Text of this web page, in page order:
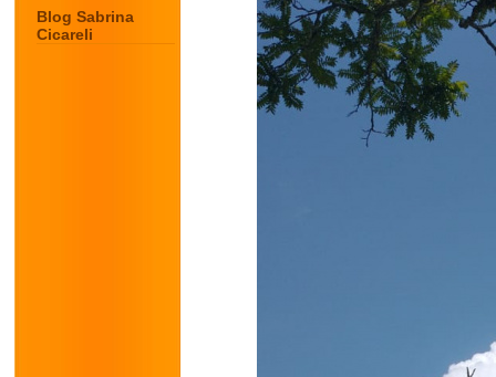
Blog Sabrina
Cicareli